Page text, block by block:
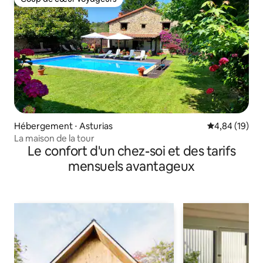
Coup de cœur voyageurs
Hébergement ⋅ Asturias Évaluation
4,84 (19)
La maison de la tour
Le confort d'un chez-soi et des tarifs
mensuels avantageux